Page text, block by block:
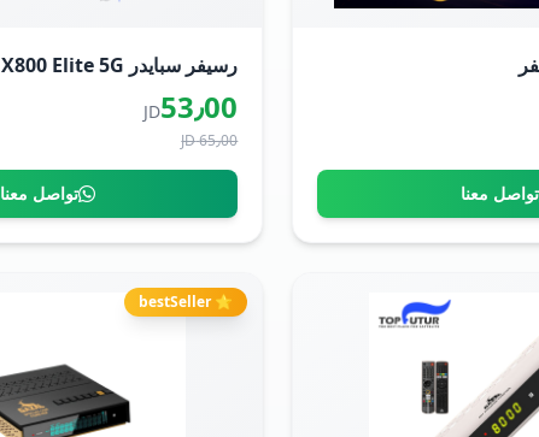
تواصل معنا
رسيفر سبايدر Spider X800 Elite 5G
53٫00JD
65٫00 JD
تواصل معنا
⭐ bestSeller